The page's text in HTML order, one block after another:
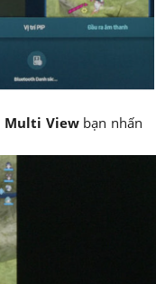
Multi View bạn nhấn